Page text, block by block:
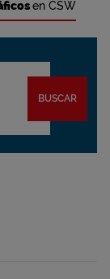
en CSW
BUSCAR